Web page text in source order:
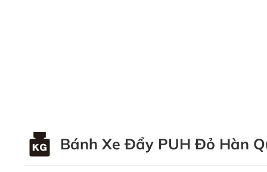
Bánh Xe Đẩy PUH Đỏ Hàn